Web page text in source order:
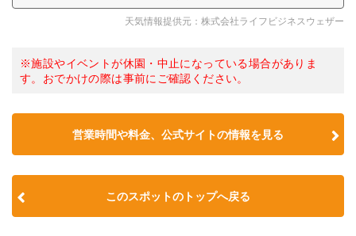
天気情報提供元：株式会社ライフビジネスウェザー
※施設やイベントが休園・中止になっている場合がありま
す。おでかけの際は事前にご確認ください。
営業時間や料金、公式サイトの情報を見る
このスポットのトップへ戻る